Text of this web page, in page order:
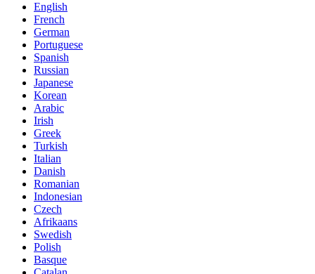
English
French
German
Portuguese
Spanish
Russian
Japanese
Korean
Arabic
Irish
Greek
Turkish
Italian
Danish
Romanian
Indonesian
Czech
Afrikaans
Swedish
Polish
Basque